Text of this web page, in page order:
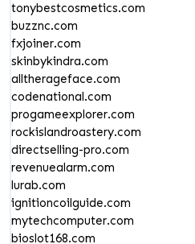
tonybestcosmetics.com
buzznc.com
fxjoiner.com
skinbykindra.com
alltherageface.com
codenational.com
progameexplorer.com
rockislandroastery.com
directselling-pro.com
revenuealarm.com
lurab.com
ignitioncoilguide.com
mytechcomputer.com
bioslot168.com